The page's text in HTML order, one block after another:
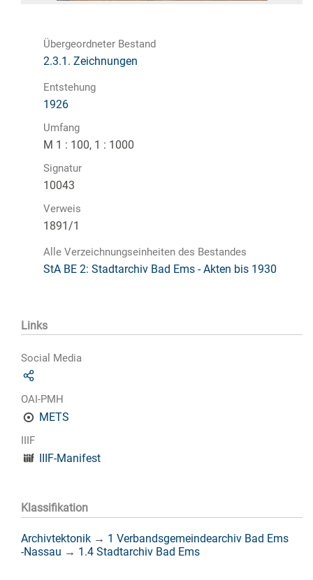
Übergeordneter Bestand
2.3.1. Zeichnungen
Entstehung
1926
Umfang
M 1 : 100, 1 : 1000
Signatur
10043
Verweis
1891/1
Alle Verzeichnungseinheiten des Bestandes
StA BE 2: Stadtarchiv Bad Ems - Akten bis 1930
Links
Social Media
OAI-PMH
METS
IIIF
IIIF-Manifest
Klassifikation
Archivtektonik → 1 Verbandsgemeindearchiv Bad Ems
-Nassau → 1.4 Stadtarchiv Bad Ems